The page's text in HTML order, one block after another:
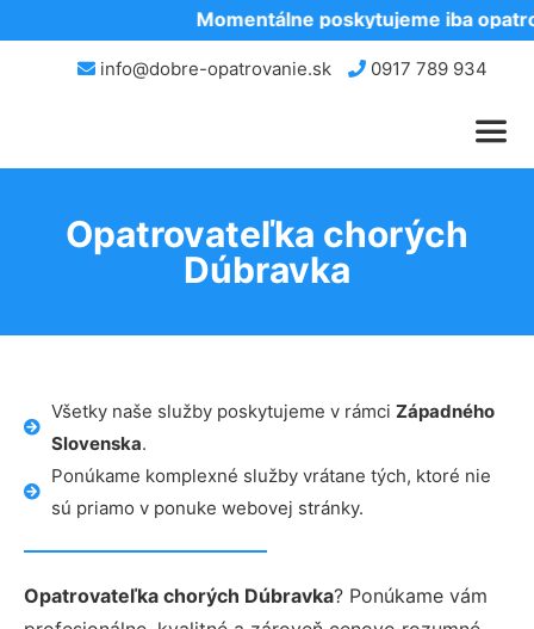
Momentálne poskytujeme iba
info@dobre-opatrovanie.sk 0917 789 934
Opatrovateľka chorých
Dúbravka
Všetky naše služby poskytujeme v rámci Západného
Slovenska.
Ponúkame komplexné služby vrátane tých, ktoré nie
sú priamo v ponuke webovej stránky.
Opatrovateľka chorých Dúbravka? Ponúkame vám